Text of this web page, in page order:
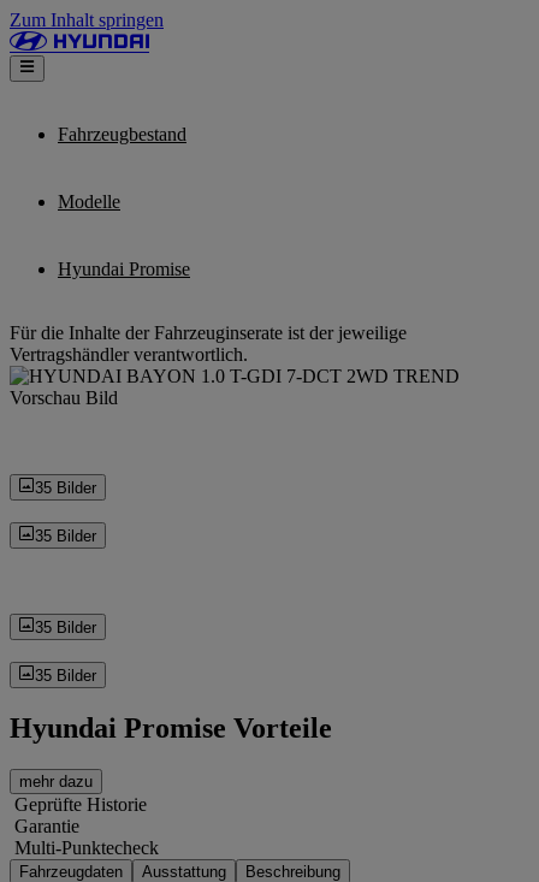
Zum Inhalt springen
Fahrzeugbestand
Modelle
Hyundai Promise
Für die Inhalte der Fahrzeuginserate ist der jeweilige
Vertragshändler verantwortlich.
35 Bilder
35 Bilder
35 Bilder
35 Bilder
Hyundai Promise Vorteile
mehr dazu
Geprüfte Historie
Garantie
Multi-Punktecheck
Fahrzeugdaten Ausstattung Beschreibung